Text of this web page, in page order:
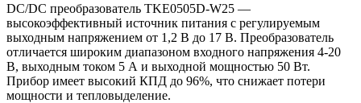
DC/DC преобразователь TKE0505D-W25 —
высокоэффективный источник питания с регулируемым
выходным напряжением от 1,2 В до 17 В. Преобразователь
отличается широким диапазоном входного напряжения 4-20
В, выходным током 5 А и выходной мощностью 50 Вт.
Прибор имеет высокий КПД до 96%, что снижает потери
мощности и тепловыделение.